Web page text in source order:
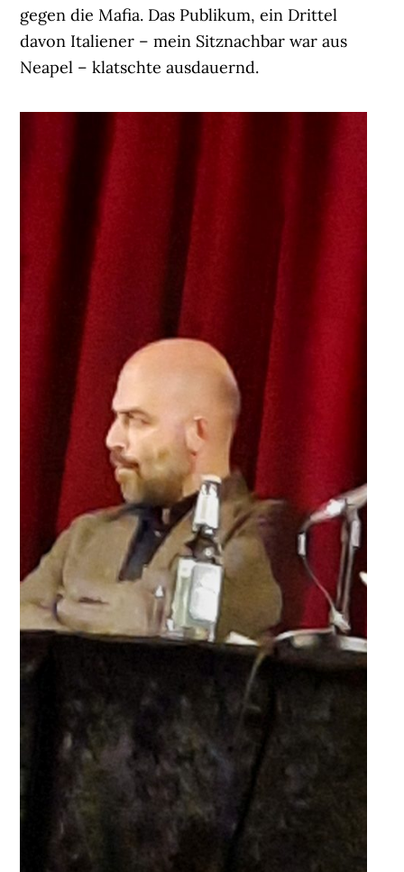
gegen die Mafia. Das Publikum, ein Drittel
davon Italiener – mein Sitznachbar war aus
Neapel – klatschte ausdauernd.